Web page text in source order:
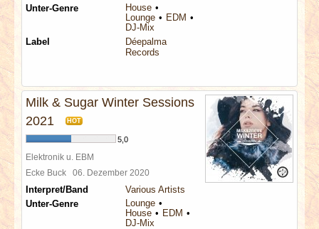
Unter-Genre
House
Lounge
EDM
DJ-Mix
Label
Déepalma
Records
Milk & Sugar Winter Sessions
2021
HOT
5,0
Elektronik u. EBM
Ecke Buck 06. Dezember 2020
Interpret/Band
Various Artists
Unter-Genre
Lounge
House
EDM
DJ-Mix